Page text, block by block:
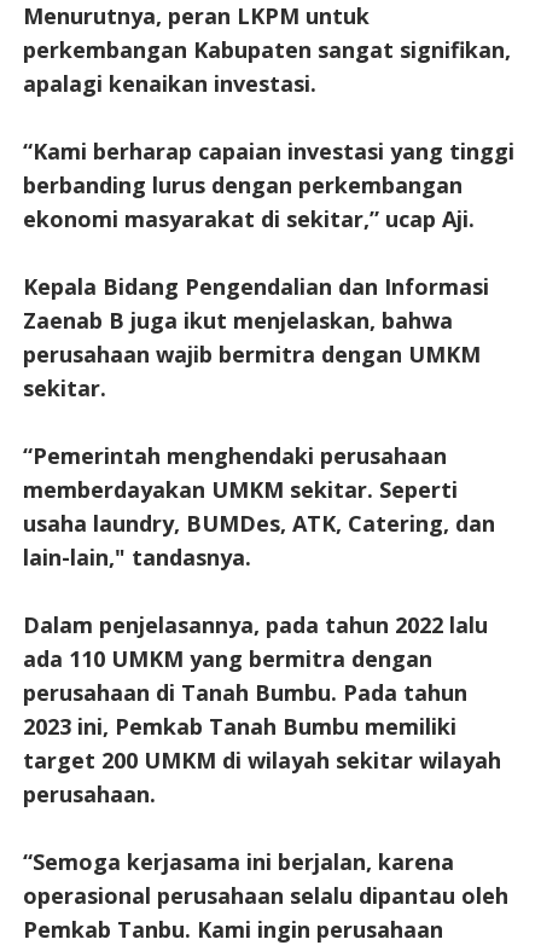
Menurutnya, peran LKPM untuk
perkembangan Kabupaten sangat signifikan,
apalagi kenaikan investasi.
“Kami berharap capaian investasi yang tinggi
berbanding lurus dengan perkembangan
ekonomi masyarakat di sekitar,” ucap Aji.
Kepala Bidang Pengendalian dan Informasi
Zaenab B juga ikut menjelaskan, bahwa
perusahaan wajib bermitra dengan UMKM
sekitar.
“Pemerintah menghendaki perusahaan
memberdayakan UMKM sekitar. Seperti
usaha laundry, BUMDes, ATK, Catering, dan
lain-lain," tandasnya.
Dalam penjelasannya, pada tahun 2022 lalu
ada 110 UMKM yang bermitra dengan
perusahaan di Tanah Bumbu. Pada tahun
2023 ini, Pemkab Tanah Bumbu memiliki
target 200 UMKM di wilayah sekitar wilayah
perusahaan.
“Semoga kerjasama ini berjalan, karena
operasional perusahaan selalu dipantau oleh
Pemkab Tanbu. Kami ingin perusahaan